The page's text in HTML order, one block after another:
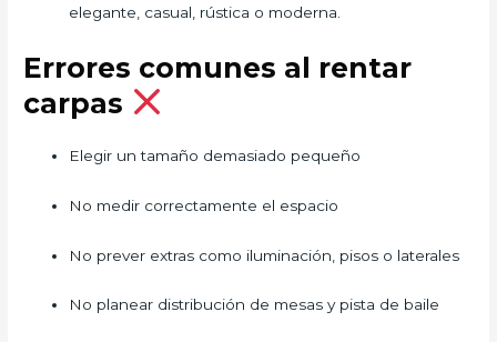
elegante, casual, rústica o moderna.
Errores comunes al rentar
carpas
Elegir un tamaño demasiado pequeño
No medir correctamente el espacio
No prever extras como iluminación, pisos o laterales
No planear distribución de mesas y pista de baile